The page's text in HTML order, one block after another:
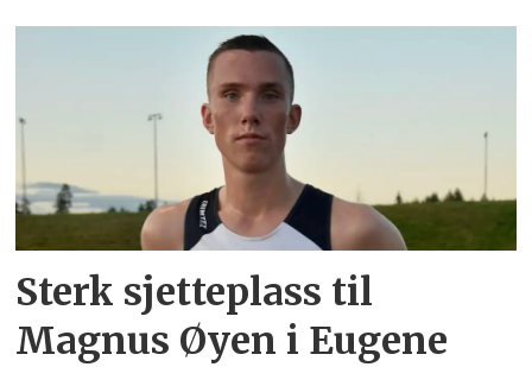
Sterk sjetteplass til
Magnus Øyen i Eugene